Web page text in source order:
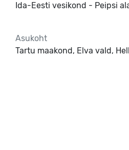
Ida-Eesti vesikond - Peipsi
Asukoht
Tartu maakond, Elva vald,